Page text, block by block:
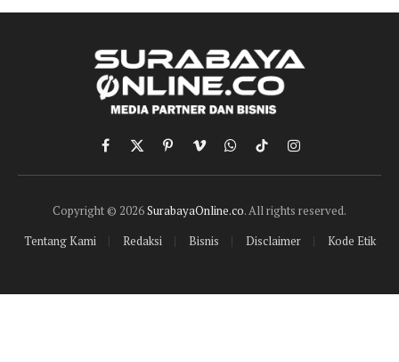
Facebook
X
(Twitter)
PinterestVimeoWhatsApp
TikTokInstagram
Copyright © 2026SurabayaOnline.co. All rights reserved.
Tentang Kami
Redaksi Bisnis Disclaimer Kode Etik